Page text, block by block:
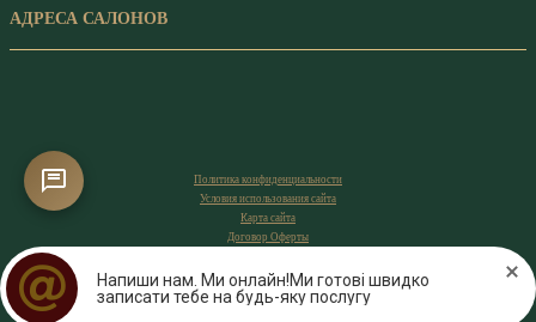
АДРЕСА САЛОНОВ
Политика конфиденциальности
Условия использования сайта
Карта сайта
Договор Оферты
Напиши нам. Ми онлайн!Ми готові швидко
записати тебе на будь-яку послугу